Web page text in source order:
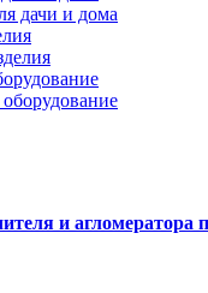
и агломератора